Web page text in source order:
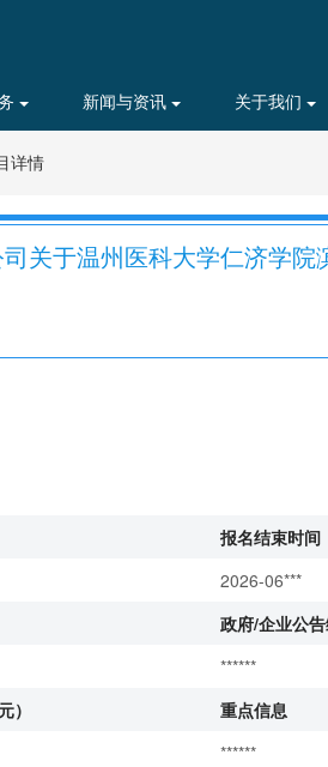
新闻与资讯 关于我们
详情
关于温州医科大学仁济学院
报名结束时间
2026-06***
政府/企业公
******
）
重点信息
******